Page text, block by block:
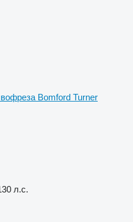
Bomford Turner
л.с.